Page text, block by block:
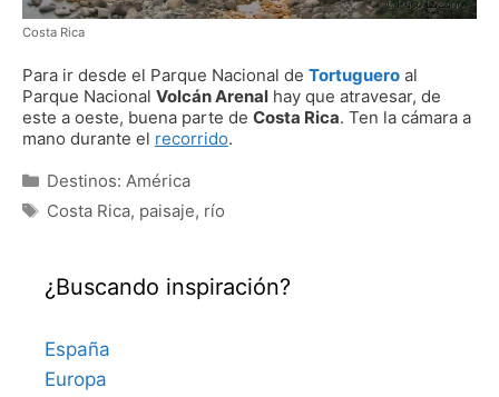
Costa Rica
Para ir desde el Parque Nacional de Tortuguero al
Parque Nacional Volcán Arenal hay que atravesar, de
este a oeste, buena parte de Costa Rica. Ten la cámara a
mano durante el recorrido.
Categorías
Destinos: América
Etiquetas
Costa Rica, paisaje, río
¿Buscando inspiración?
España
Europa